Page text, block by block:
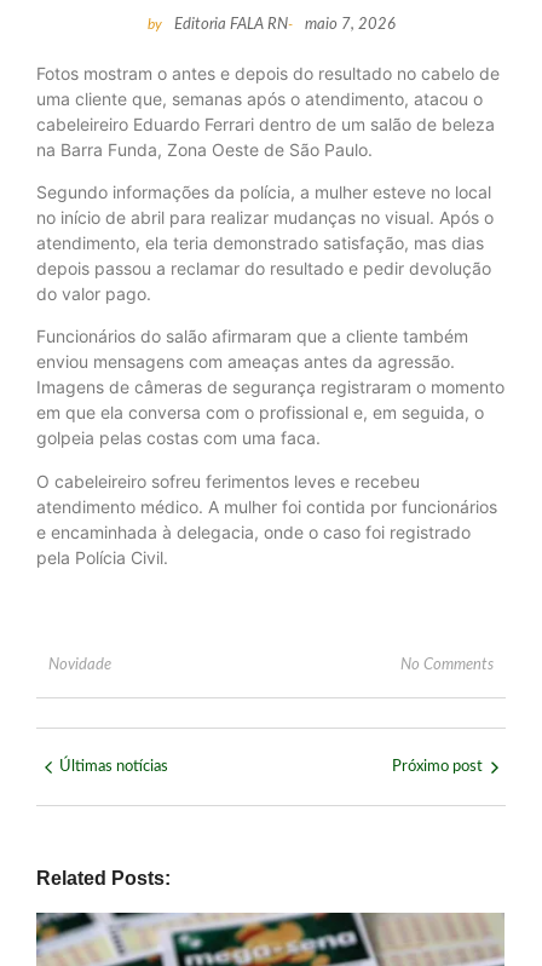
by Editoria FALA RN- maio 7, 2026
Fotos mostram o antes e depois do resultado no cabelo de
uma cliente que, semanas após o atendimento, atacou o
cabeleireiro Eduardo Ferrari dentro de um salão de beleza
na Barra Funda, Zona Oeste de São Paulo.
Segundo informações da polícia, a mulher esteve no local
no início de abril para realizar mudanças no visual. Após o
atendimento, ela teria demonstrado satisfação, mas dias
depois passou a reclamar do resultado e pedir devolução
do valor pago.
Funcionários do salão afirmaram que a cliente também
enviou mensagens com ameaças antes da agressão.
Imagens de câmeras de segurança registraram o momento
em que ela conversa com o profissional e, em seguida, o
golpeia pelas costas com uma faca.
O cabeleireiro sofreu ferimentos leves e recebeu
atendimento médico. A mulher foi contida por funcionários
e encaminhada à delegacia, onde o caso foi registrado
pela Polícia Civil.
Novidade No Comments
Últimas notícias Próximo post
Related Posts: